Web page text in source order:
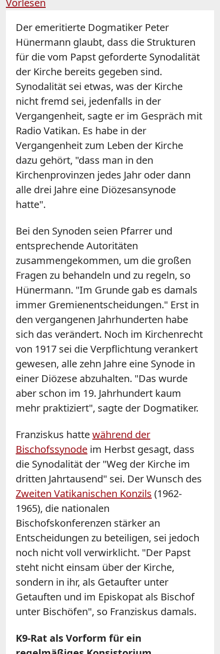
Der emeritierte Dogmatiker Peter
Hünermann glaubt, dass die Strukturen
für die vom Papst geforderte Synodalität
der Kirche bereits gegeben sind.
Synodalität sei etwas, was der Kirche
nicht fremd sei, jedenfalls in der
Vergangenheit, sagte er im Gespräch mit
Radio Vatikan. Es habe in der
Vergangenheit zum Leben der Kirche
dazu gehört, "dass man in den
Kirchenprovinzen jedes Jahr oder dann
alle drei Jahre eine Diözesansynode
hatte".
Bei den Synoden seien Pfarrer und
entsprechende Autoritäten
zusammengekommen, um die großen
Fragen zu behandeln und zu regeln, so
Hünermann. "Im Grunde gab es damals
immer Gremienentscheidungen." Erst in
den vergangenen Jahrhunderten habe
sich das verändert. Noch im Kirchenrecht
von 1917 sei die Verpflichtung verankert
gewesen, alle zehn Jahre eine Synode in
einer Diözese abzuhalten. "Das wurde
aber schon im 19. Jahrhundert kaum
mehr praktiziert", sagte der Dogmatiker.
Franziskus hattewährend der
Bischofssynode im Herbst gesagt, dass
die Synodalität der "Weg der Kirche im
dritten Jahrtausend" sei. Der Wunsch des
Zweiten Vatikanischen Konzils (1962-
1965), die nationalen
Bischofskonferenzen stärker an
Entscheidungen zu beteiligen, sei jedoch
noch nicht voll verwirklicht. "Der Papst
steht nicht einsam über der Kirche,
sondern in ihr, als Getaufter unter
Getauften und im Episkopat als Bischof
unter Bischöfen", so Franziskus damals.
K9-Rat als Vorform für ein